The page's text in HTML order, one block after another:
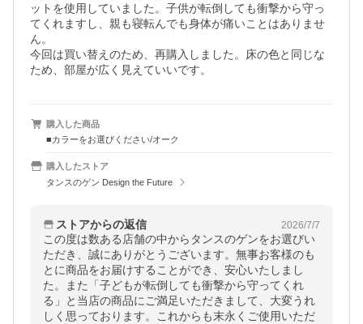
ットを使用していました。子供が転倒しても衝撃から守っ
てくれますし、親も寝転んでも身体が痛いことはありませ
ん。
今回は買い替えのため、再購入しました。床の色と同じな
ため、部屋が広く見えていいです。
購入した商品
■カラーをお選びください/オーク
購入したストア
タンスのゲン Design the Future
ストアからの返信 2026/7/7
この度は数ある店舗の中からタンスのゲンをお選びい
ただき、誠にありがとうございます。無事お客様のも
とに商品をお届けすることができ、安心いたしまし
た。また「子どもが転倒しても衝撃から守ってくれ
る」と当店の商品にご満足いただきまして、大変うれ
しく思っております。これからも末永くご使用いただ